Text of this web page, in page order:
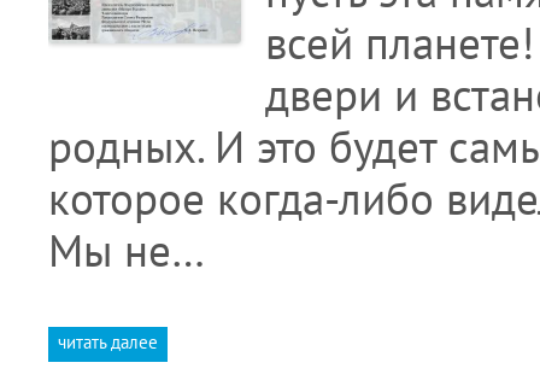
всей
двери и
родных. И это будет
которое когда-либо
Мы не…
читать далее